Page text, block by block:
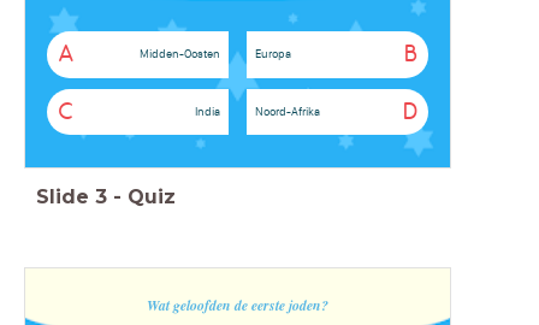
A Midden-Oosten B
Europa
C India D
Noord-Afrika
Slide 3 - Quiz
Wat geloofden de eerste joden?